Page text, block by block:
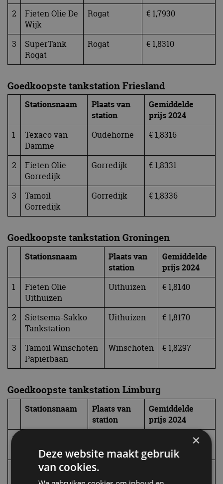
2
Fieten Olie De
Wijk
Rogat € 1,7930
3
SuperTank
Rogat
Rogat € 1,8310
Goedkoopste tankstation Friesland
Stationsnaam
Plaats van
station
Gemiddelde
prijs 2024
1
Texaco van
Damme
Oudehorne € 1,8316
2
Fieten Olie
Gorredijk
Gorredijk € 1,8331
3
Tamoil
Gorredijk
Gorredijk € 1,8336
Goedkoopste tankstation Groningen
Stationsnaam
Plaats van
station
Gemiddelde
prijs2024
1
Fieten Olie
Uithuizen
Uithuizen € 1,8140
2
Sietsema-Sakko
Tankstation
Uithuizen € 1,8170
3
Tamoil Winschoten
Papierbaan
Winschoten € 1,8297
Goedkoopste tankstation Limburg
Stationsnaam
Plaats van
station
Gemiddelde
prijs2024
1
Lingen
Esso Express
Helden
Beringe
×
Deze website maakt gebruik
van cookies.